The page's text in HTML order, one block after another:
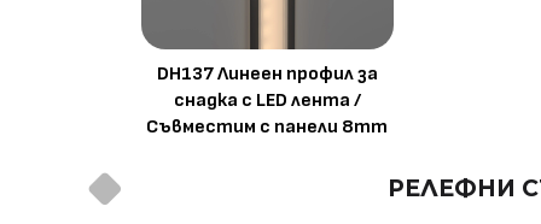
DH137 Линеен профил за
снадка с LED лента /
Съвместим с панели 8mm
РЕЛЕФНИ